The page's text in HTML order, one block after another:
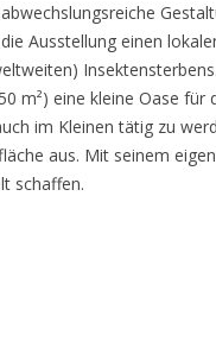
Ausstellung einen
m²) eine kleine Oase für
im Kleinen tätig zu
aus. Mit seinem
schaffen.